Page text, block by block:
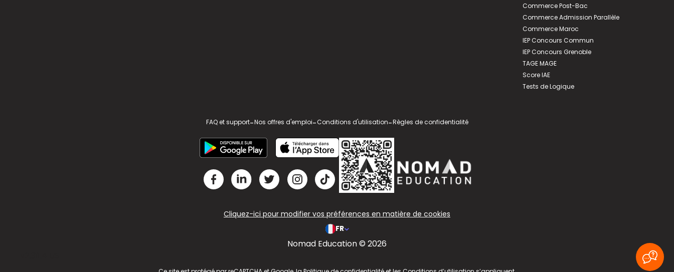
Commerce Post-Bac
Commerce Admission Parallèle
Commerce Maroc
IEP Concours Commun
IEP Concours Grenoble
TAGE MAGE
Score IAE
Tests de Logique
FAQ et support-Nos offres d'emploi-Conditions d'utilisation-Règles de confidentialité
Cliquez-ici pour modifier vos préférences en matière de cookies
FR
Nomad Education © 2026